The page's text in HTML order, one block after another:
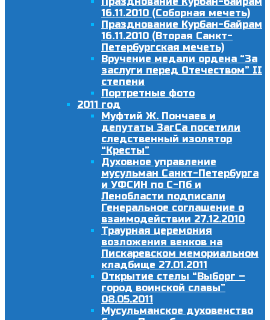
16.11.2010 (Соборная мечеть)
Празднование Курбан-байрам
16.11.2010 (Вторая Санкт-
Петербургская мечеть)
Вручение медали ордена “За
заслуги перед Отечеством” II
степени
Портретные фото
2011 год
Муфтий Ж. Пончаев и
депутаты ЗагСа посетили
следственный изолятор
“Кресты”
Духовное управление
мусульман Санкт-Петербурга
и УФСИН по С-Пб и
Ленобласти подписали
Генеральное соглашение о
взаимодействии 27.12.2010
Траурная церемония
возложения венков на
Пискаревском мемориальном
кладбище 27.01.2011
Открытие стелы “Выборг –
город воинской славы”
08.05.2011
Мусульманское духовенство